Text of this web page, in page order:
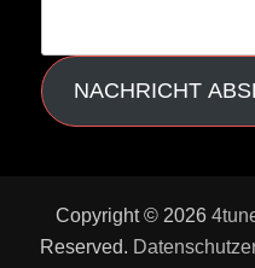
NACHRICHT
Copyright © 2026
Reserved.